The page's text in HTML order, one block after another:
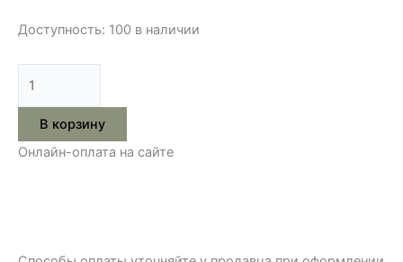
Доступность: 100 в наличии
В корзину
Онлайн-оплата на сайте